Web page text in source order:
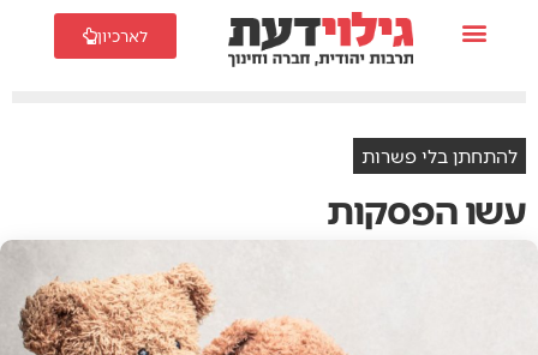
לארכיון
להתחתן בלי פשרות
עשו הפסקות